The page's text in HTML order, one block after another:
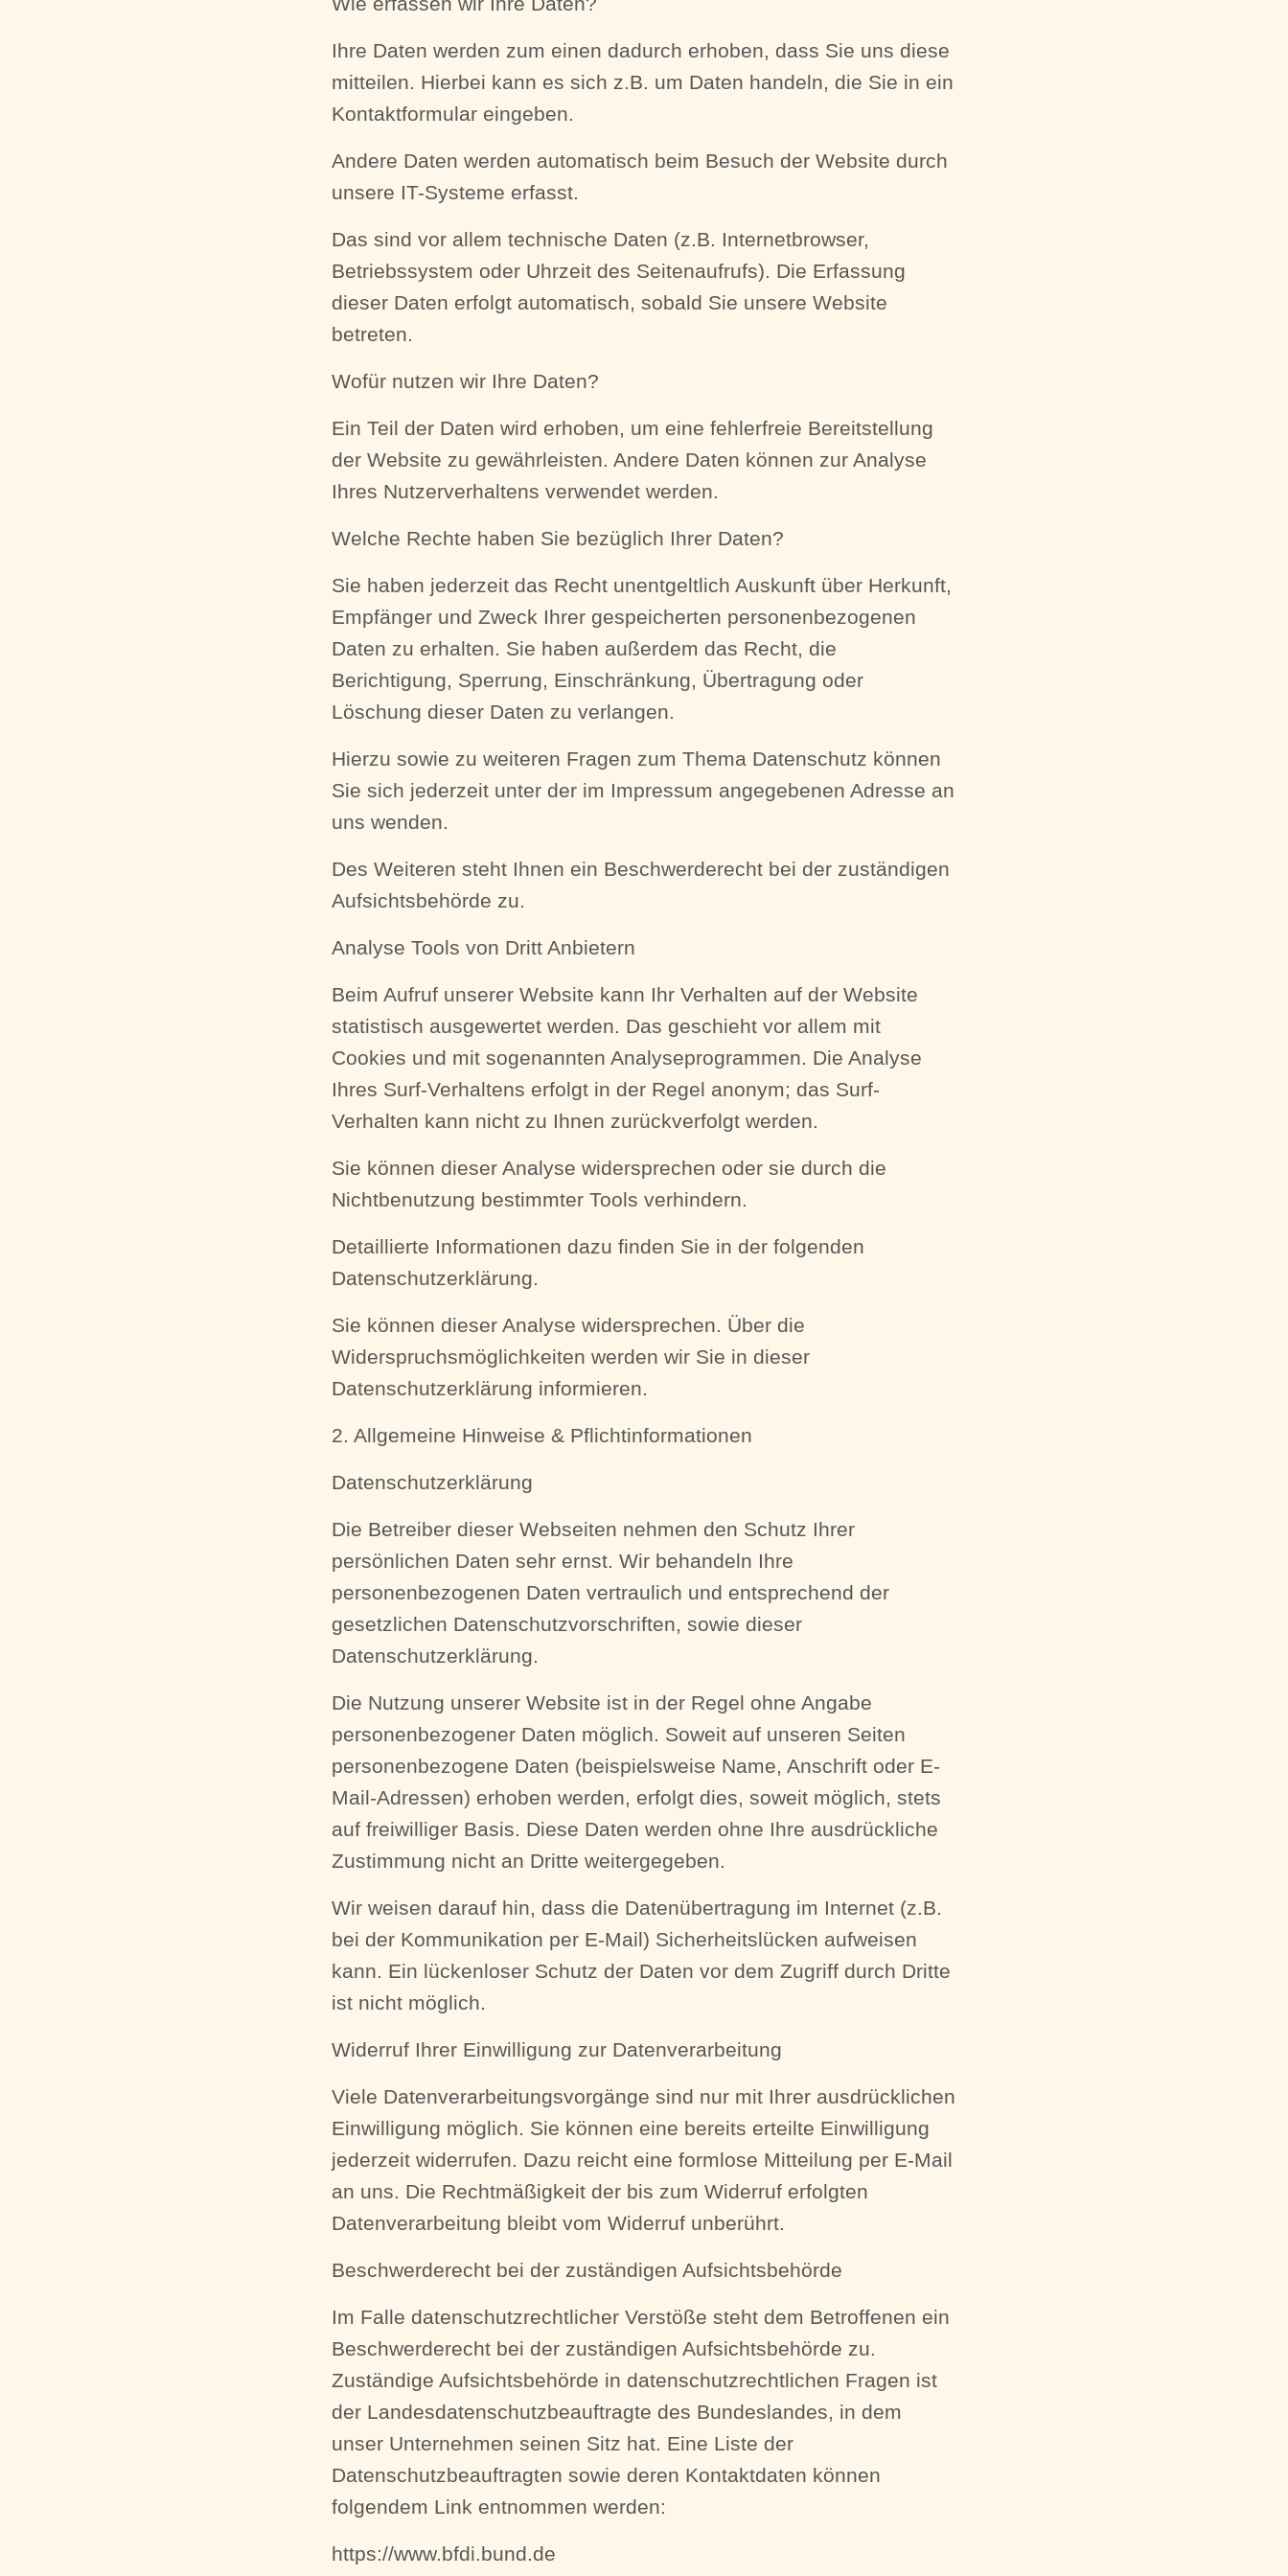
Ihre Daten werden zum einen dadurch erhoben, dass Sie uns diese
mitteilen. Hierbei kann es sich z.B. um Daten handeln, die Sie in ein
Kontaktformular eingeben.
Andere Daten werden automatisch beim Besuch der Website durch
unsere IT-Systeme erfasst.
Das sind vor allem technische Daten (z.B. Internetbrowser,
Betriebssystem oder Uhrzeit des Seitenaufrufs). Die Erfassung
dieser Daten erfolgt automatisch, sobald Sie unsere Website
betreten.
Wofür nutzen wir Ihre Daten?
Ein Teil der Daten wird erhoben, um eine fehlerfreie Bereitstellung
der Website zu gewährleisten. Andere Daten können zur Analyse
Ihres Nutzerverhaltens verwendet werden.
Welche Rechte haben Sie bezüglich Ihrer Daten?
Sie haben jederzeit das Recht unentgeltlich Auskunft über Herkunft,
Empfänger und Zweck Ihrer gespeicherten personenbezogenen
Daten zu erhalten. Sie haben außerdem das Recht, die
Berichtigung, Sperrung, Einschränkung, Übertragung oder
Löschung dieser Daten zu verlangen.
Hierzu sowie zu weiteren Fragen zum Thema Datenschutz können
Sie sich jederzeit unter der im Impressum angegebenen Adresse an
uns wenden.
Des Weiteren steht Ihnen ein Beschwerderecht bei der zuständigen
Aufsichtsbehörde zu.
Analyse Tools von Dritt Anbietern
Beim Aufruf unserer Website kann Ihr Verhalten auf der Website
statistisch ausgewertet werden. Das geschieht vor allem mit
Cookies und mit sogenannten Analyseprogrammen. Die Analyse
Ihres Surf-Verhaltens erfolgt in der Regel anonym; das Surf-
Verhalten kann nicht zu Ihnen zurückverfolgt werden.
Sie können dieser Analyse widersprechen oder sie durch die
Nichtbenutzung bestimmter Tools verhindern.
Detaillierte Informationen dazu finden Sie in der folgenden
Datenschutzerklärung.
Sie können dieser Analyse widersprechen. Über die
Widerspruchsmöglichkeiten werden wir Sie in dieser
Datenschutzerklärung informieren.
2. Allgemeine Hinweise & Pflichtinformationen
Datenschutzerklärung
Die Betreiber dieser Webseiten nehmen den Schutz Ihrer
persönlichen Daten sehr ernst. Wir behandeln Ihre
personenbezogenen Daten vertraulich und entsprechend der
gesetzlichen Datenschutzvorschriften, sowie dieser
Datenschutzerklärung.
Die Nutzung unserer Website ist in der Regel ohne Angabe
personenbezogener Daten möglich. Soweit auf unseren Seiten
personenbezogene Daten (beispielsweise Name, Anschrift oder E-
Mail-Adressen) erhoben werden, erfolgt dies, soweit möglich, stets
auf freiwilliger Basis. Diese Daten werden ohne Ihre ausdrückliche
Zustimmung nicht an Dritte weitergegeben.
Wir weisen darauf hin, dass die Datenübertragung im Internet (z.B.
bei der Kommunikation per E-Mail) Sicherheitslücken aufweisen
kann. Ein lückenloser Schutz der Daten vor dem Zugriff durch Dritte
ist nicht möglich.
Widerruf Ihrer Einwilligung zur Datenverarbeitung
Viele Datenverarbeitungsvorgänge sind nur mit Ihrer ausdrücklichen
Einwilligung möglich. Sie können eine bereits erteilte Einwilligung
jederzeit widerrufen. Dazu reicht eine formlose Mitteilung per E-Mail
an uns. Die Rechtmäßigkeit der bis zum Widerruf erfolgten
Datenverarbeitung bleibt vom Widerruf unberührt.
Beschwerderecht bei der zuständigen Aufsichtsbehörde
Im Falle datenschutzrechtlicher Verstöße steht dem Betroffenen ein
Beschwerderecht bei der zuständigen Aufsichtsbehörde zu.
Zuständige Aufsichtsbehörde in datenschutzrechtlichen Fragen ist
der Landesdatenschutzbeauftragte des Bundeslandes, in dem
unser Unternehmen seinen Sitz hat. Eine Liste der
Datenschutzbeauftragten sowie deren Kontaktdaten können
folgendem Link entnommen werden:
https://www.bfdi.bund.de